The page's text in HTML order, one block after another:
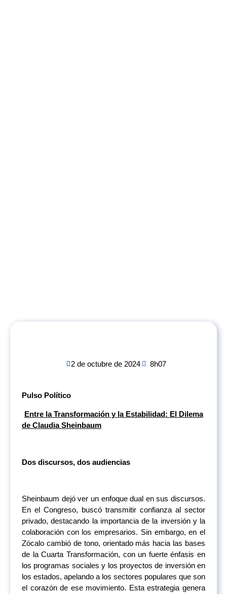
2 de octubre de 2024 8h07
Pulso Político
Entre la Transformación y la Estabilidad: El Dilema
de Claudia Sheinbaum
Dos discursos, dos audiencias
Sheinbaum dejó ver un enfoque dual en sus discursos.
En el Congreso, buscó transmitir confianza al sector
privado, destacando la importancia de la inversión y la
colaboración con los empresarios. Sin embargo, en el
Zócalo cambió de tono, orientado más hacia las bases
de la Cuarta Transformación, con un fuerte énfasis en
los programas sociales y los proyectos de inversión en
los estados, apelando a los sectores populares que son
el corazón de ese movimiento. Esta estrategia genera